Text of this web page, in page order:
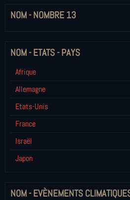
NOM - NOMBRE 13
NOM - ETATS - PAYS
Afrique
Allemagne
Etats-Unis
France
Israël
Japon
NOM - EVÈNEMENTS